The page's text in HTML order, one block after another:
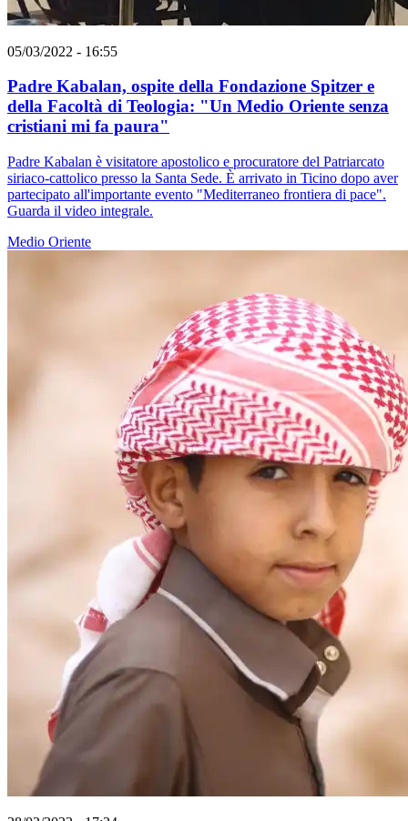
05/03/2022 - 16:55
Padre Kabalan, ospite della Fondazione Spitzer e
della Facoltà di Teologia: "Un Medio Oriente senza
cristiani mi fa paura"
Padre Kabalan è visitatore apostolico e procuratore del Patriarcato
siriaco-cattolico presso la Santa Sede. È arrivato in Ticino dopo aver
partecipato all'importante evento "Mediterraneo frontiera di pace".
Guarda il video integrale.
Medio Oriente